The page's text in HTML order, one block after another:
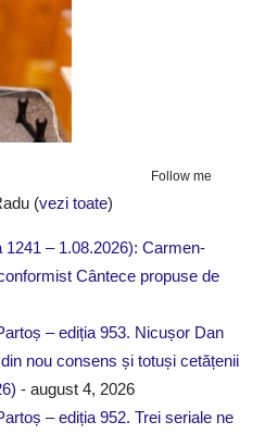
Follow me
(vezi toate)
– 1.08.2026): Carmen-
Cântece propuse de
– ediția 953. Nicușor Dan
nou consens și totuși cetățenii
- august 4, 2026
– ediția 952. Trei seriale ne